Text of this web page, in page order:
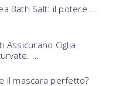
Bath Salt: il potere …
Assicurano Ciglia
…
il mascara perfetto?